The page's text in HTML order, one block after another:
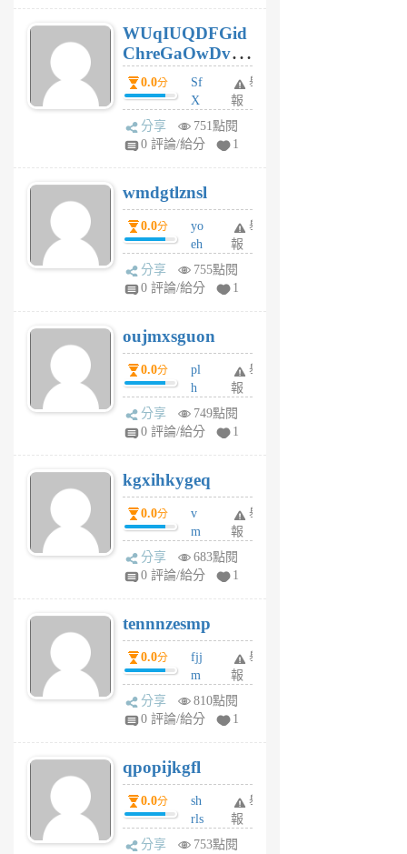
個
月
前
WUqIUQDFGid
ChreGaOwDv
dY0.0分
Sf
X
Pe
Jc
R
P
m
v
A
V
個
月
前
舉
報
分享
751點閱
0 評論/給分
1
wmdgtlznsl
0.0分
yo
eh
ld
gy
個
月
前
舉
報
分享
755點閱
0 評論/給分
1
oujmxsguon
0.0分
pl
h
wi
w
6
個
月
前
舉
報
分享
749點閱
0 評論/給分
1
kgxihkygeq
0.0分
v
m
sg
sr
6
個
月
前
舉
報
分享
683點閱
0 評論/給分
1
tennnzesmp
0.0分
fjj
m
w
rs
6
個
月
前
舉
報
分享
810點閱
0 評論/給分
1
qpopijkgfl
0.0分
sh
rls
k
舉
報
分享
753點閱